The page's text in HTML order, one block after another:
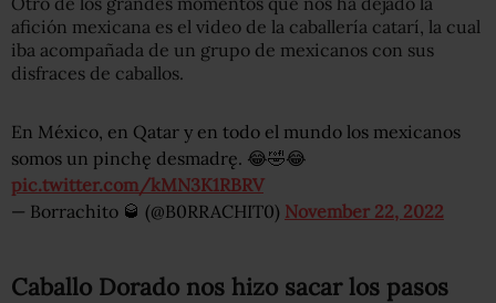
afición mexicana es el video de la caballería catarí, la cual
iba acompañada de un grupo de mexicanos con sus
disfraces de caballos.
En México, en Qatar y en todo el mundo los mexicanos
somos un pinchę desmadrę. 😂🤣😂
pic.twitter.com/kMN3K1RBRV
— Borrachito 🥃 (@B0RRACHIT0) November 22, 2022
Caballo Dorado nos hizo sacar los pasos